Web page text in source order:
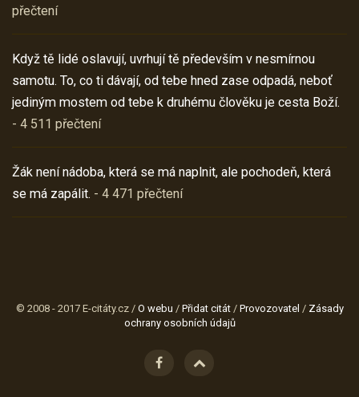
přečtení
Když tě lidé oslavují, uvrhují tě především v nesmírnou
samotu. To, co ti dávají, od tebe hned zase odpadá, neboť
jediným mostem od tebe k druhému člověku je cesta Boží.
- 4 511 přečtení
Žák není nádoba, která se má naplnit, ale pochodeň, která
se má zapálit. - 4 471 přečtení
© 2008 - 2017 E-citáty.cz / O webu / Přidat citát/ Provozovatel / Zásady
ochrany osobních údajů